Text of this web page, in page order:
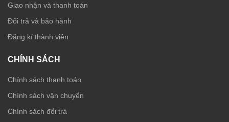
Giao nhận và thanh toán
Đổi trả và bảo hành
Đăng kí thành viên
CHÍNH SÁCH
Chính sách thanh toán
Chính sách vận chuyển
Chính sách đổi trả